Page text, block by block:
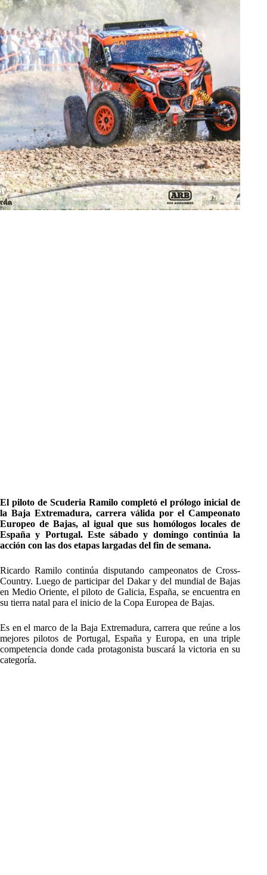
El piloto de Scuderia Ramilo completó el prólogo inicial de
la Baja Extremadura, carrera válida por el Campeonato
Europeo de Bajas, al igual que sus homólogos locales de
España y Portugal. Este sábado y domingo continúa la
acción con las dos etapas largadas del fin de semana.
Ricardo Ramilo continúa disputando campeonatos de Cross-
Country. Luego de participar del Dakar y del mundial de Bajas
en Medio Oriente, el piloto de Galicia, España, se encuentra en
su tierra natal para el inicio de la Copa Europea de Bajas.
Es en el marco de la Baja Extremadura, carrera que reúne a los
mejores pilotos de Portugal, España y Europa, en una triple
competencia donde cada protagonista buscará la victoria en su
categoría.